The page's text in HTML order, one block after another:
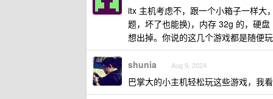
itx 主机考虑不，跟一个小箱子一样大
题，坏了也能换)，内存 32g 的，硬
想出掉。你说的这几个游戏都是随便
shunia Aug 9, 2024
巴掌大的小主机轻松玩这些游戏，我